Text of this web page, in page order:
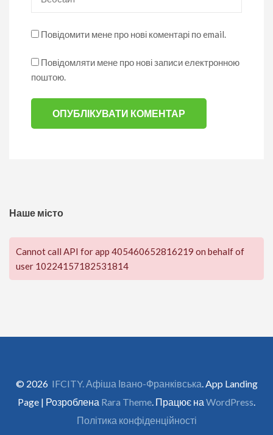
Повідомити мене про нові коментарі по email.
Повідомляти мене про нові записи електронною
поштою.
Наше місто
Cannot call API for app 405460652816219 on behalf of
user 10224157182531814
© 2026 IFCITY. Афіша Івано-Франківська . App Landing
Page | Розроблена Rara Theme . Працює на WordPress
Політика конфіденційності